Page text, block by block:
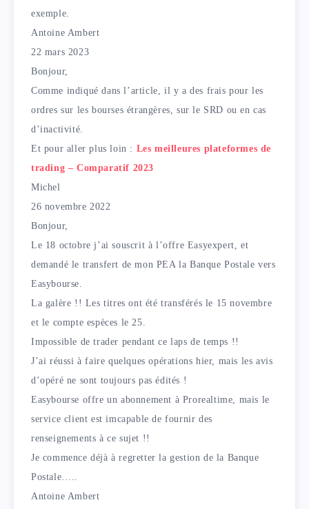
exemple.
Antoine Ambert
22 mars 2023
Bonjour,
Comme indiqué dans l’article, il y a des frais pour les
ordres sur les bourses étrangères, sur le SRD ou en cas
d’inactivité.
Et pour aller plus loin : Les meilleures plateformes de
trading – Comparatif 2023
Michel
26 novembre 2022
Bonjour,
Le 18 octobre j’ai souscrit à l’offre Easyexpert, et
demandé le transfert de mon PEA la Banque Postale vers
Easybourse.
La galère !! Les titres ont été transférés le 15 novembre
et le compte espèces le 25.
Impossible de trader pendant ce laps de temps !!
J’ai réussi à faire quelques opérations hier, mais les avis
d’opéré ne sont toujours pas édités !
Easybourse offre un abonnement à Prorealtime, mais le
service client est imcapable de fournir des
renseignements à ce sujet !!
Je commence déjà à regretter la gestion de la Banque
Postale…..
Antoine Ambert